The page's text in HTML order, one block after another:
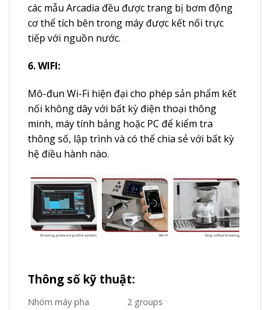
các mẫu Arcadia đều được trang bị bơm động
cơ thể tích bên trong máy được kết nối trực
tiếp với nguồn nước.
6. WIFI:
Mô-đun Wi-Fi hiện đại cho phép sản phẩm kết
nối không dây với bất kỳ điện thoại thông
minh, máy tính bảng hoặc PC để kiểm tra
thông số, lập trình và có thể chia sẻ với bất kỳ
hệ điều hành nào.
Thông số kỹ thuật:
Nhóm máy pha
2 groups